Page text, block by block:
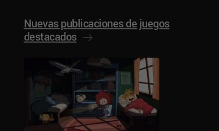
Nuevas publicaciones de juegos
destacados